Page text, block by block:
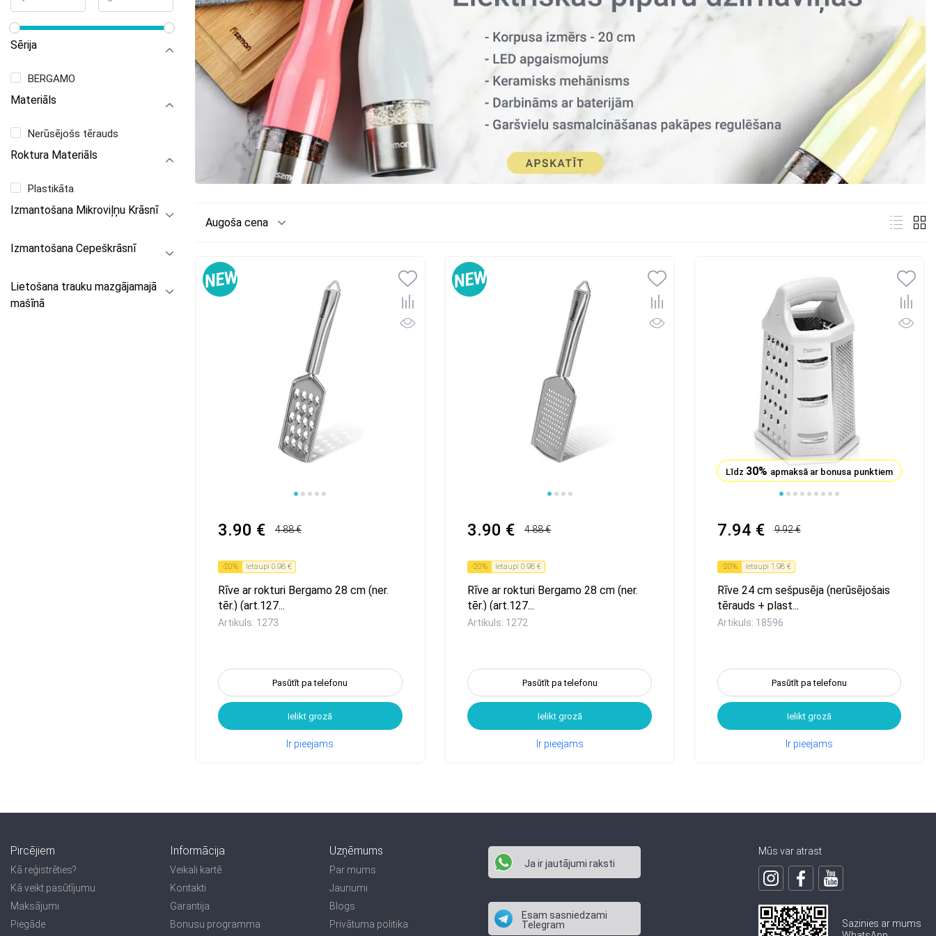
Sērija
BERGAMO
Materiāls
Nerūsējošs tērauds
Roktura Materiāls
Plastikāta
Izmantošana Mikroviļņu Krāsnī
Izmantošana Cepeškrāsnī
Lietošana trauku mazgājamajā
mašīnā
Augoša cena
3.90 € 4.88 €
-20% Ietaupi 0.98 €
Rīve ar rokturi Bergamo 28 cm (ner.
tēr.) (art.127...
Artikuls: 1273
Pasūtīt pa telefonu
Ielikt grozā
Ir pieejams
3.90 € 4.88 €
-20% Ietaupi0.98 €
Rīve ar rokturi Bergamo 28 cm (ner.
tēr.) (art.127...
Artikuls: 1272
Pasūtīt pa telefonu
Ielikt grozā
Ir pieejams
Līdz 30% apmaksā ar bonusa punktiem
7.94 € 9.92 €
-20% Ietaupi 1.98 €
Rīve 24 cm sešpusēja (nerūsējošais
tērauds + plast...
Artikuls: 18596
Pasūtīt pa telefonu
Ielikt grozā
Ir pieejams
Pircējiem
Kā reģistrēties?
Kā veikt pasūtījumu
Maksājumi
Piegāde
Informācija
Veikali kartē
Kontakti
Garantija
Bonusu programma
Uzņēmums
Par mums
Jaunumi
Blogs
Privātuma politika
Ja ir jautājumi raksti
Esam sasniedzami
Telegram
Mūs var atrast
Sazinies ar mums